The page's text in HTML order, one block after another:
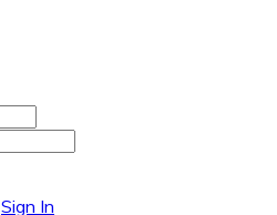
Sign In